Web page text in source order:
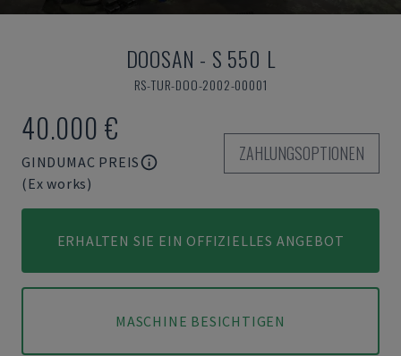
DOOSAN - S 550 L
RS-TUR-DOO-2002-00001
40.000 €
GINDUMAC PREIS
(Ex works)
ZAHLUNGSOPTIONEN
ERHALTEN SIE EIN OFFIZIELLES ANGEBOT
MASCHINE BESICHTIGEN